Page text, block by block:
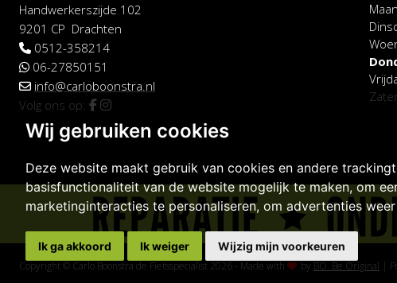
Handwerkerszijde 102
9201 CP Drachten
0512-358214
06-27850151
info@carloboonstra.nl
Volg ons op:
Copyright © Carlo Boonstra de Fietsspecialist 2026 - Made with by BO. Be Original |
Wij gebruiken cookies
Deze website maakt gebruik van cookies en andere
basisfunctionaliteit van de website mogelijk te maken,om
marketinginteracties te personaliseren, om advertenties
Ik ga akkoord Ik weiger Wijzig mijn voorkeuren